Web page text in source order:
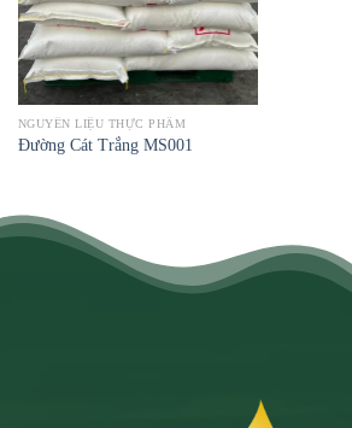
NGUYÊN LIỆU THỰC PHẨM
Đường Cát Trắng MS001